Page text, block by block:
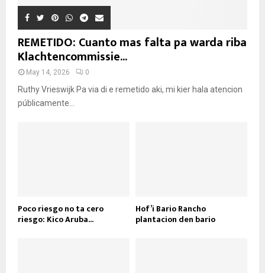
REMETIDO: Cuanto mas falta pa warda riba
Klachtencommissie...
May 14, 2026 0
Ruthy Vrieswijk Pa via di e remetido aki, mi kier hala atencion
públicamente...
Poco riesgo no ta cero
riesgo: Kico Aruba...
Hof’i Bario Rancho
plantacion den bario